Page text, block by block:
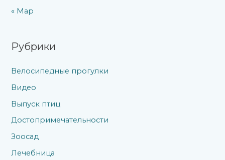
« Мар
Рубрики
Велосипедные прогулки
Видео
Выпуск птиц
Достопримечательности
Зоосад
Лечебница